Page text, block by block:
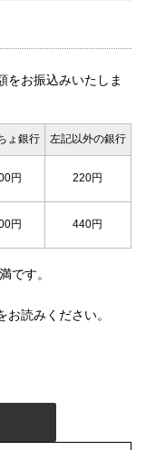
をお振込みいたしま
ょ銀行 左記以外の銀行
円 220円
円 440円
です。
お読みください。